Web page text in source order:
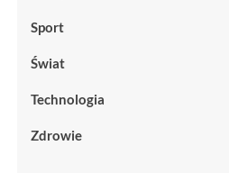
Sport
Świat
Technologia
Zdrowie